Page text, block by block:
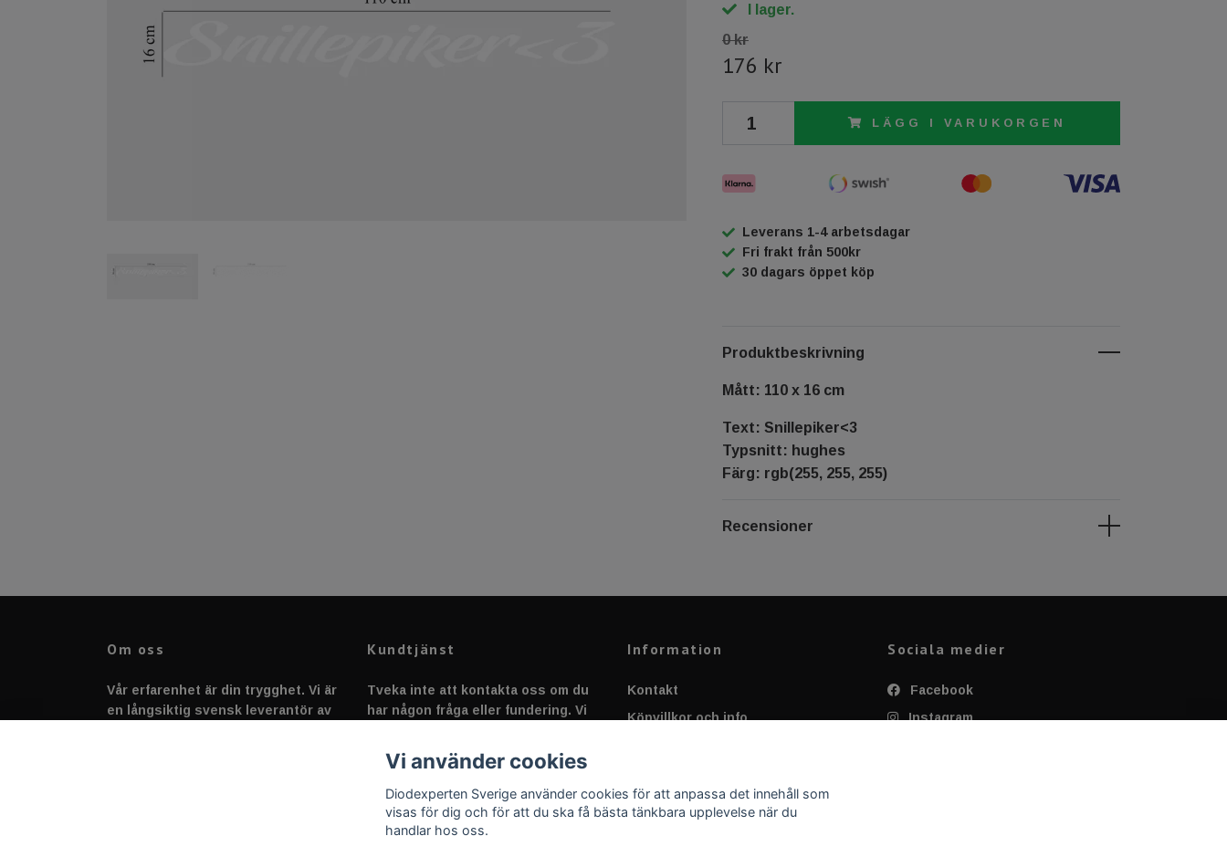
I lager.
0 kr
176 kr
LÄGG I VARUKORGEN
Leverans 1-4 arbetsdagar
Fri frakt från 500kr
30 dagars öppet köp
Produktbeskrivning
Mått: 110 x 16 cm
Text: Snillepiker<3
Typsnitt: hughes
Färg: rgb(255, 255, 255)
Recensioner
Om oss
Vår erfarenhet är din trygghet. Vi är
en långsiktig svensk leverantör av
Kundtjänst
Tveka inte att kontakta oss om du
har någon fråga eller fundering. Vi
Information
Kontakt
Köpvillkor och info
Applicering av Dekal
Sociala medier
Facebook
Instagram
Vi använder cookies
Diodexperten Sverige använder cookies för att anpassa det innehåll som
visas för dig och för att du ska få bästa tänkbara upplevelse när du
handlar hos oss.